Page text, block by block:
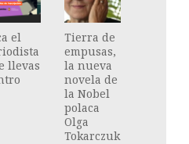
el
llevas
Tierra de
empusas,
la nueva
novela de
la Nobel
polaca
Olga
Tokarczuk